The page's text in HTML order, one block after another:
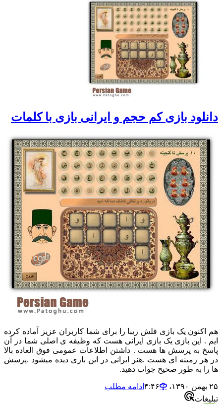
دانلود بازی کم حجم و ایرانی بازی با کلمات
هم اکنون یک بازی فلش زیبا را برای شما کاربران عزیز آماده کرده
ایم . این بازی یک بازی ایرانی هست که وظیفه ی اصلی شما در آن
پاسخ به پرسش ها هست . داشتن اطلاعات عمومی فوق العاده بالا
در هر زمینه ای هست .هنر ایرانی در این بازی دیده میشود .پرسش
ها را به طور صحیح جواب دهید.
۲۵ بهمن ۱۳۹۰،‏ ۴:۴۶
ادامه مطلب
تبلیغات